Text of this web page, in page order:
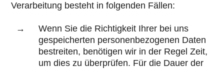
Verarbeitung besteht in folgenden Fällen:
Wenn Sie die Richtigkeit Ihrer bei uns
gespeicherten personenbezogenen Daten
bestreiten, benötigen wir in der Regel Zeit,
um dies zu überprüfen. Für die Dauer der